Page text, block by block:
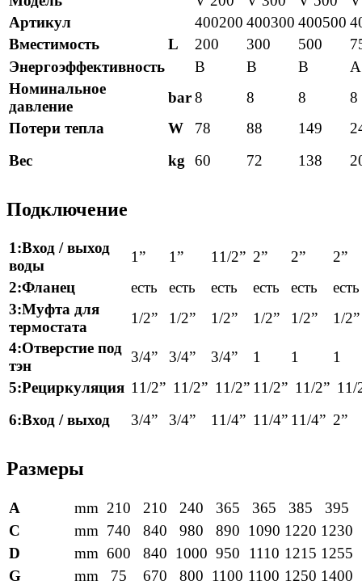
Артикул
400200 400300 400500
Вместимость
L 200 300 500
Энергоэффективность
В В В
A
Номинальное
давление
bar8 8 8
8
Потери тепла
W 78 88 149
Вес
kg 60 72 138
Подключение
1:Вход / выход
воды
1” 1” 11/2” 2” 2”
2”
2:Фланец
есть есть есть есть есть
есть
3:Муфта для
термостата
1/2” 1/2” 1/2” 1/2” 1/2”
1/2”
4:Отверстие под
тэн
3/4” 3/4” 3/4” 1 1
1
5:Рециркуляция 11/2” 11/2” 11/2” 11/2” 11/2” 11/
6:Вход / выход
3/4” 3/4” 11/4” 11/4” 11/4” 2”
Размеры
A mm 210 210 240 365 365 385
395
C
mm 740 840 980 890 1090 1220 1230
D
mm 600 840 1000 950 1110 1215 1255
G
mm 75 670 800 1100 1100 1250 1400